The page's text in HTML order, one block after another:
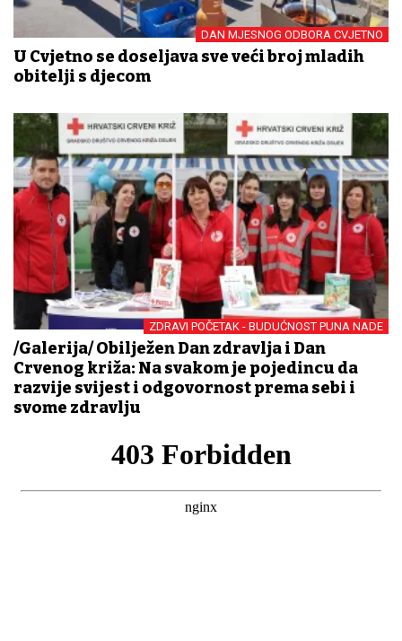
DAN MJESNOG ODBORA CVJETNO
U Cvjetno se doseljava sve veći broj mladih
obitelji s djecom
ZDRAVI POČETAK - BUDUĆNOST PUNA NADE
/Galerija/ Obilježen Dan zdravlja i Dan
Crvenog križa: Na svakom je pojedincu da
razvije svijest i odgovornost prema sebi i
svome zdravlju